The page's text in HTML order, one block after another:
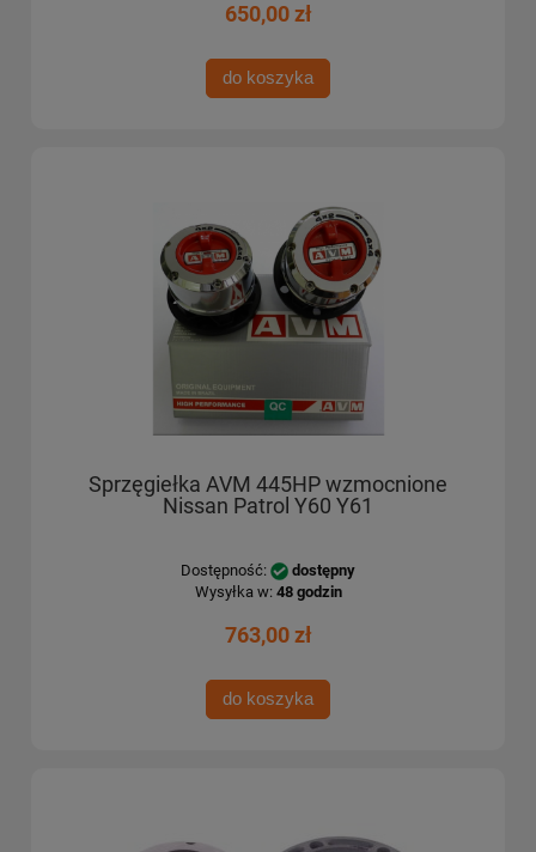
650,00 zł
do koszyka
Sprzęgiełka AVM 445HP wzmocnione
Nissan Patrol Y60 Y61
Dostępność:
dostępny
Wysyłka w: 48 godzin
763,00 zł
do koszyka